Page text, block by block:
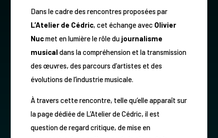
Dans le cadre des rencontres proposées par
L’Atelier de Cédric, cet échange avec Olivier
Nucmet en lumière le rôle du journalisme
musicaldans la compréhension et la transmission
des œuvres, des parcours d’artistes et des
évolutions de l’industrie musicale.
À travers cette rencontre, telle qu’elle apparaît sur
la page dédiée de L’Atelier de Cédric, il est
question de regard critique, de mise en